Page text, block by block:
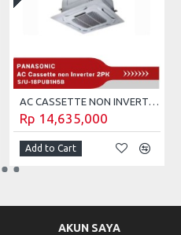
AC CASSETTE NON INVERTER 2 PK PANASONIC S/U-18PUB1H5B (UNIT ONLY)
Rp 14,635,000
Add to Cart
AKUN SAYA